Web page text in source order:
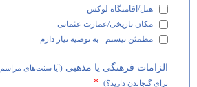
هتل/اقامتگاه لوکس
مکان تاریخی/عمارت عثمانی
مطمئن نیستم - به توصیه نیاز دارم
الزامات فرهنگی یا مذهبی(آیا سنت‌های
برای گنجاندن دارید؟)